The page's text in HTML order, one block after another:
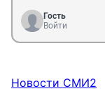
Гость
Войти
Новости СМИ2